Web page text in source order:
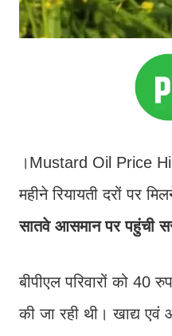
।Mustard Oil Price
महीने रियायती दरों पर
सातवे आसमान पर पहुंची
बीपीएल परिवारों को 40
की जा रही थी। खाद्य एवं